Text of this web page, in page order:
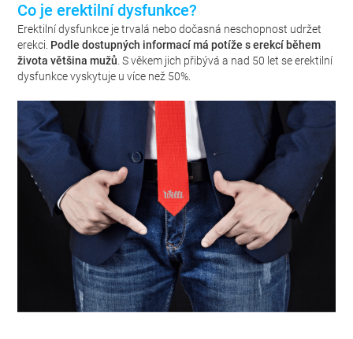
Co je erektilní dysfunkce?
Erektilní dysfunkce je trvalá nebo dočasná neschopnost udržet
erekci. Podle dostupných informací má potíže s erekcí během
života většina mužů. S věkem jich přibývá a nad 50 let se erektilní
dysfunkce vyskytuje u více než 50%.